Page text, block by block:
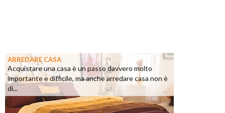
ARREDARE CASA
Acquistare una casa è un passo davvero molto
importante e difficile, ma anche arredare casa non è
di...